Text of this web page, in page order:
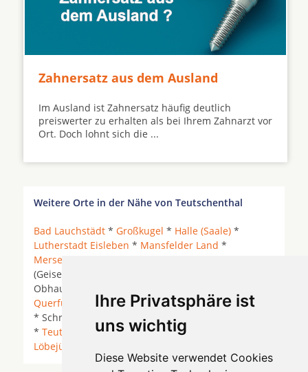
Ihre Privatsphäre ist
uns wichtig
Diese Website verwendet Cookies
Zahnersatz aus dem Ausland
Im Ausland ist Zahnersatz häufig deutlich
preiswerter zu erhalten als bei Ihrem Zahnarzt vor
Ort. Doch lohnt sich die ...
Weitere Orte in der Nähe von Teutschenthal
Bad Lauchstädt * Großkugel * Halle (Saale) *
Lutherstadt Eisleben * Mansfelder Land *
Merseburg
(Geiseltal) *
Obhausen *
Querfurt
* Röblingen am See *Salzatal *Schkopau
* Schraplau * Seegebiet Mansfelder Land *
* Teutschenthal* Wansleben am See *
Löbejün